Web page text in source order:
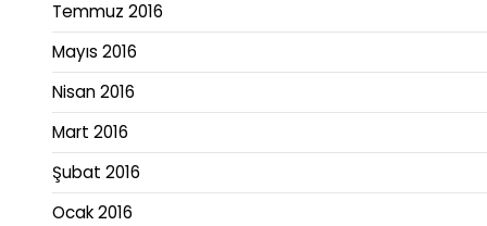
Temmuz 2016
Mayıs 2016
Nisan 2016
Mart 2016
Şubat 2016
Ocak 2016